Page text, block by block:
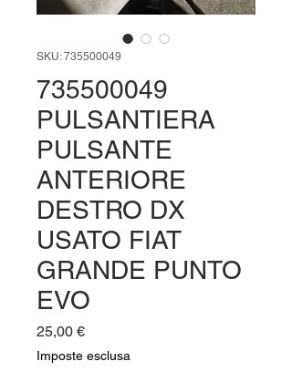
SKU: 735500049
735500049
PULSANTIERA
PULSANTE
ANTERIORE
DESTRO DX
USATO FIAT
GRANDE PUNTO
EVO
25,00 €Prezzo
Imposte esclusa